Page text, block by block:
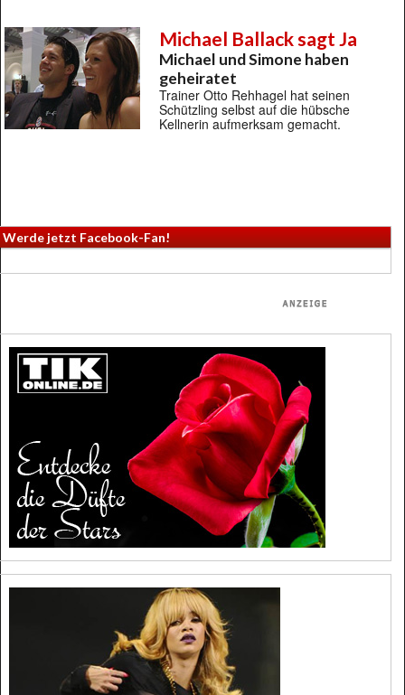
Michael Ballack sagt Ja
Michael und Simone haben
geheiratet
Trainer Otto Rehhagel hat seinen
Schützling selbst auf die hübsche
Kellnerin aufmerksam gemacht.
Werde jetzt Facebook-Fan!